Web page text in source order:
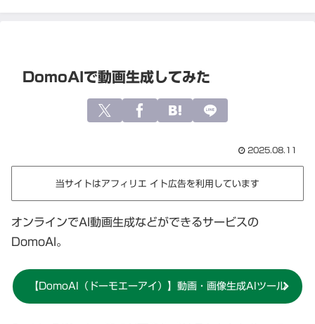
DomoAIで動画生成してみた
2025.08.11
当サイトはアフィリエ イト広告を利用しています
オンラインでAI動画生成などができるサービスの
DomoAI。
【DomoAI（ドーモエーアイ）】動画・画像生成AIツール